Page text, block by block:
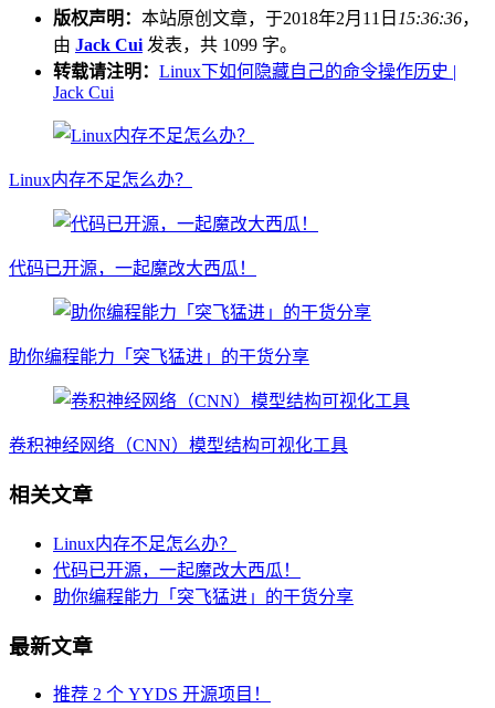
版权声明： 本站原创文章，于2018年2月11日 15:36:36，
由 Jack Cui发表，共 1099 字。
转载请注明： Linux下如何隐藏自己的命令操作历史 |
Jack Cui
Linux内存不足怎么办？
代码已开源，一起魔改大西瓜！
助你编程能力「突飞猛进」的干货分享
卷积神经网络（CNN）模型结构可视化工具
相关文章
Linux内存不足怎么办？
代码已开源，一起魔改大西瓜！
助你编程能力「突飞猛进」的干货分享
最新文章
推荐 2 个 YYDS 开源项目！